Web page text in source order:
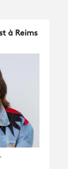
à Reims